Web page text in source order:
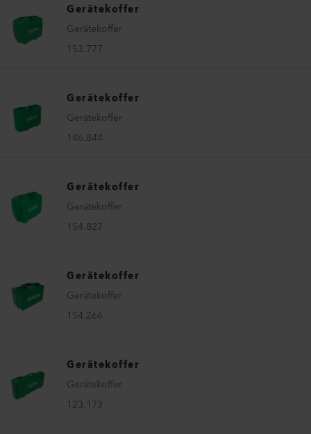
Gerätekoffer
Gerätekoffer
153.777
Gerätekoffer
Gerätekoffer
146.844
Gerätekoffer
Gerätekoffer
154.827
Gerätekoffer
Gerätekoffer
154.266
Gerätekoffer
Gerätekoffer
123.173